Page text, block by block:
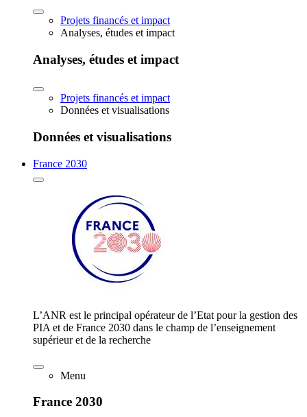
Projets financés et impact
Analyses, études et impact
Analyses, études et impact
Projets financés et impact
Données et visualisations
Données et visualisations
France 2030
L’ANR est le principal opérateur de l’Etat pour la gestion des
PIA et de France 2030 dans le champ de l’enseignement
supérieur et de la recherche
Menu
France 2030